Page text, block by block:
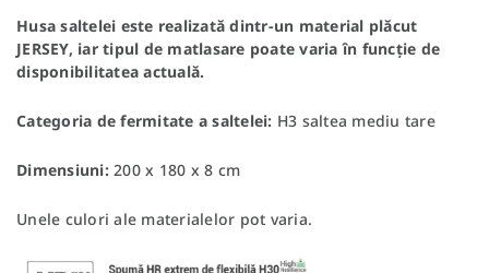
Husa saltelei este realizată dintr-un material plăcut
JERSEY, iar tipul de matlasare poate varia în funcție de
disponibilitatea actuală.
Categoria de fermitate a saltelei: H3 saltea mediu tare
Dimensiuni: 200 x 180 x 8 cm
Unele culori ale materialelor pot varia.